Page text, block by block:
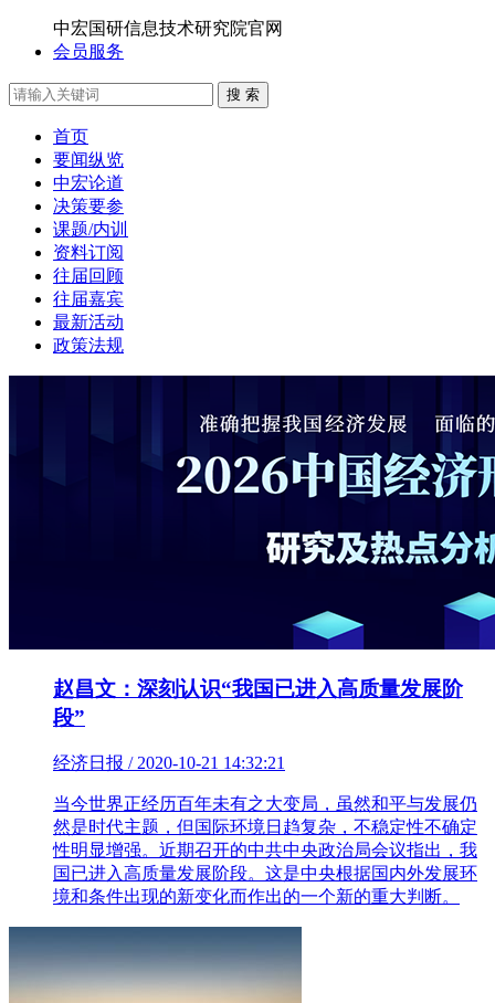
中宏国研信息技术研究院官网
会员服务
搜 索
首页
要闻纵览
中宏论道
决策要参
课题/内训
资料订阅
往届回顾
往届嘉宾
最新活动
政策法规
赵昌文：深刻认识“我国已进入高质量发展阶
段”
经济日报 / 2020-10-21 14:32:21
当今世界正经历百年未有之大变局，虽然和平与发展仍
然是时代主题，但国际环境日趋复杂，不稳定性不确定
性明显增强。近期召开的中共中央政治局会议指出，我
国已进入高质量发展阶段。这是中央根据国内外发展环
境和条件出现的新变化而作出的一个新的重大判断。